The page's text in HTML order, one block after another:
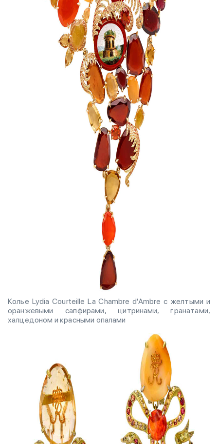
Колье Lydia Courteille La Chambre d'Ambre с желтыми и
оранжевыми сапфирами, цитринами, гранатами,
халцедоном и красными опалами